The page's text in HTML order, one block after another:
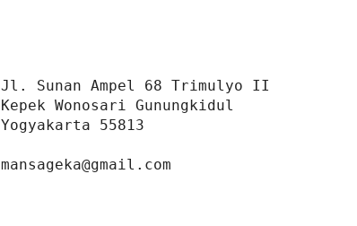
Jl. Sunan Ampel 68 Trimulyo II
Kepek Wonosari Gunungkidul
Yogyakarta 55813
mansageka@gmail.com